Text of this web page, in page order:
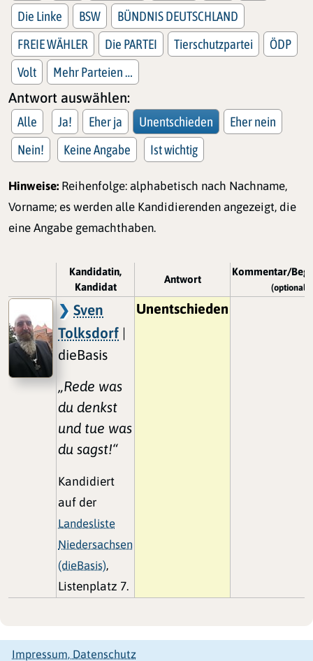
Die Linke
BSW
BÜNDNIS DEUTSCHLAND
FREIE WÄHLER
Die PARTEI Tierschutzpartei
ÖDP
Volt
Mehr Parteien …
Antwort auswählen:
Alle Ja! Eher ja Unentschieden
Eher nein
Nein!
Keine Angabe Ist wichtig
Hinweise: Reihenfolge: alphabetisch nach Nachname,
Vorname; es werden alle Kandidierenden angezeigt, die
eine Angabe gemachthaben.
Kandidatin,
Kandidat
Antwort
Kommentar/
(optional)
Sven
Tolksdorf |
dieBasis
„Rede was
du denkst
und tue was
du sagst!“
Kandidiert
auf der
Landesliste
Niedersachsen
(dieBasis),
Listenplatz 7.
Unentschieden
Impressum, Datenschutz